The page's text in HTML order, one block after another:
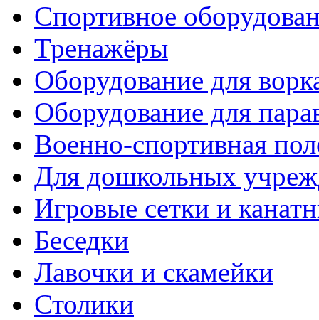
Спортивное
Тренажёры
Оборудование для
Оборудование для
Военно-спортивная
Для дошкольных
Игровые сетки и
Беседки
Лавочки и скамейки
Столики